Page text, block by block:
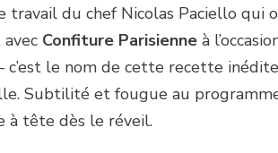
travail du chef Nicolas Paciello qui
Confiture Parisienne à
c’est le nom de cette recette
Subtilité et fougue au
à tête dès le réveil.